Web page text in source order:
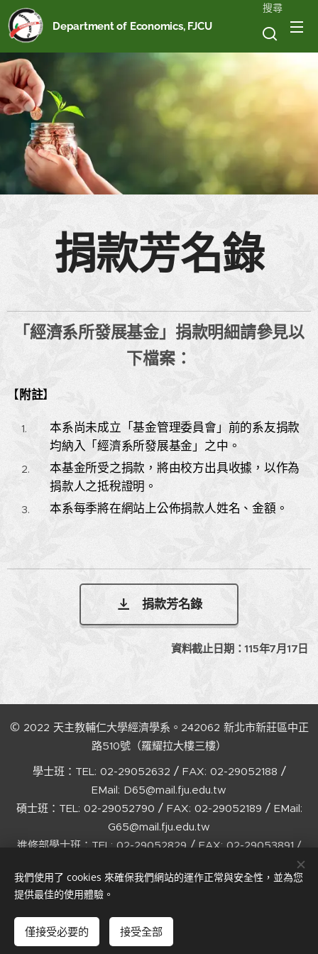
Department of Economics, FJCU
搜尋
捐款芳名錄
「經濟系所發展基金」捐款明細請參見以
下檔案：
【 附註】
本系尚未成立「基金管理委員會」前的系友捐款
均納入「經濟系所發展基金」之中。
本基金所受之捐款，將由校方出具收據，以作為
捐款人之抵稅證明。
本系每季將在網站上公佈捐款人姓名、金額。
捐款芳名錄
資料截止日期：115年7月17日
© 2022 天主教輔仁大學經濟學系。242062 新北市新莊區中正
路510號（羅耀拉大樓三樓）
學士班：TEL: 02-29052632 / FAX: 02-29052188 /
EMail: D65@mail.fju.edu.tw
碩士班：TEL: 02-29052790 / FAX: 02-29052189 / EMail:
G65@mail.fju.edu.tw
進修部學士班：TEL: 02-29052829 / FAX: 02-29053891 /
Designed
語言
中文 (繁體)
我們使用了 cookies 來確保我們網站的運作正常與安全性，並為您
提供最佳的使用體驗。
僅接受必要的 接受全部